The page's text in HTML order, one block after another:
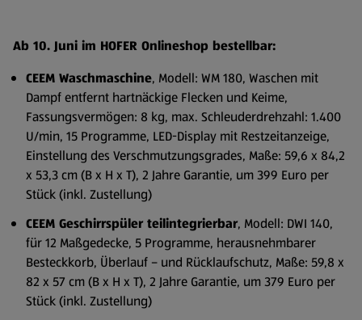
Ab 10. Juni im HOFER Onlineshop bestellbar:
CEEM Waschmaschine, Modell: WM 180, Waschen mit
Dampf entfernt hartnäckige Flecken und Keime,
Fassungsvermögen: 8 kg, max. Schleuderdrehzahl: 1.400
U/min, 15 Programme, LED-Display mit Restzeitanzeige,
Einstellung des Verschmutzungsgrades, Maße: 59,6 x 84,2
x 53,3 cm (B x H x T), 2 Jahre Garantie, um 399 Euro per
Stück (inkl. Zustellung)
CEEM Geschirrspüler teilintegrierbar, Modell: DWI 140,
für 12 Maßgedecke, 5 Programme, herausnehmbarer
Besteckkorb, Überlauf – und Rücklaufschutz, Maße: 59,8 x
82 x 57 cm (B x H x T), 2 Jahre Garantie, um 379 Euro per
Stück (inkl. Zustellung)